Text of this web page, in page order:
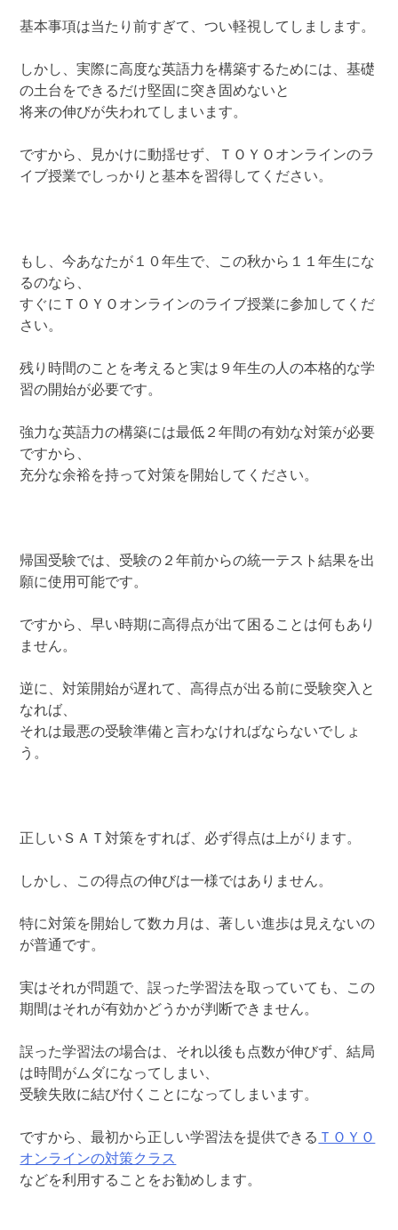
基本事項は当たり前すぎて、つい軽視してしまします。
しかし、実際に高度な英語力を構築するためには、基礎
の土台をできるだけ堅固に突き固めないと
将来の伸びが失われてしまいます。
ですから、見かけに動揺せず、ＴＯＹＯオンラインのラ
イブ授業でしっかりと基本を習得してください。
もし、今あなたが１０年生で、この秋から１１年生にな
るのなら、
すぐにＴＯＹＯオンラインのライブ授業に参加してくだ
さい。
残り時間のことを考えると実は９年生の人の本格的な学
習の開始が必要です。
強力な英語力の構築には最低２年間の有効な対策が必要
ですから、
充分な余裕を持って対策を開始してください。
帰国受験では、受験の２年前からの統一テスト結果を出
願に使用可能です。
ですから、早い時期に高得点が出て困ることは何もあり
ません。
逆に、対策開始が遅れて、高得点が出る前に受験突入と
なれば、
それは最悪の受験準備と言わなければならないでしょ
う。
正しいＳＡＴ対策をすれば、必ず得点は上がります。
しかし、この得点の伸びは一様ではありません。
特に対策を開始して数カ月は、著しい進歩は見えないの
が普通です。
実はそれが問題で、誤った学習法を取っていても、この
期間はそれが有効かどうかが判断できません。
誤った学習法の場合は、それ以後も点数が伸びず、結局
は時間がムダになってしまい、
受験失敗に結び付くことになってしまいます。
ですから、最初から正しい学習法を提供できる ＴＯＹＯ
オンラインの対策クラス
などを利用することをお勧めします。